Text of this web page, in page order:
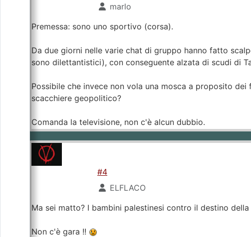
marlo
Premessa: sono uno sportivo (corsa).
Da due giorni nelle varie chat di gruppo hanno fatto
sono dilettantistici), con conseguente alzata di scudi di
Possibile che invece non vola una mosca a proposito
scacchiere geopolitico?
Comanda la televisione, non c'è alcun dubbio.
#4
ELFLACO
Ma sei matto? I bambini palestinesi contro il destino della
Non c'è gara !!